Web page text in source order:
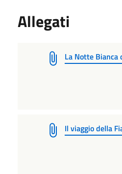
Allegati
La Notte Bianca
Il viaggio della